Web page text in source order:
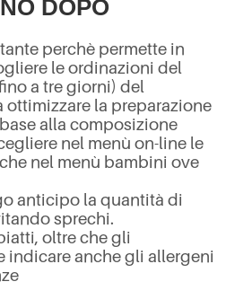
DOPO
perchè permette in
le ordinazioni del
a tre giorni) del
ottimizzare la preparazione
alla composizione
nel menù on-line le
nel menù bambini ove
anticipo la quantità di
sprechi.
oltre che gli
indicare anche gli allergeni